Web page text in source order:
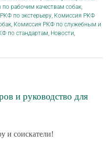
рабочим качествам собак,
по экстерьеру, Комиссия РКФ
, Комиссия РКФ по служебным и
по стандартам, Новости,
и руководство для
и соискатели!